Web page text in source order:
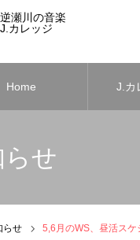
Home J.カ
せ
らせ 5,6月のWS、昼活ス